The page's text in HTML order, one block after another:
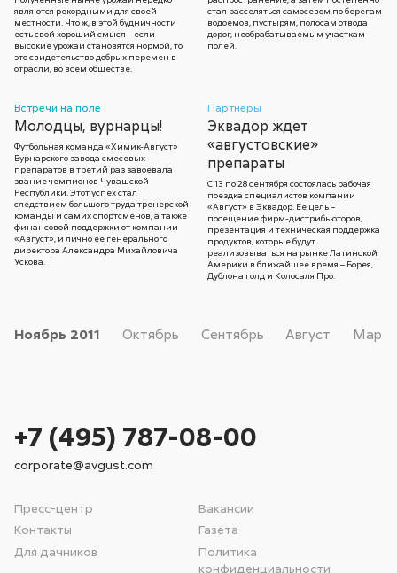
являются рекордными для своей
местности. Что ж, в этой будничности
есть свой хороший смысл – если
высокие урожаи становятся нормой, то
это свидетельство добрых перемен в
отрасли, во всем обществе.
стал расселяться самосевом по берегам
водоемов, пустырям, полосам отвода
дорог, необрабатываемым участкам
полей.
Встречи на поле
Молодцы, вурнарцы!
Футбольная команда «Химик-Август»
Вурнарского завода смесевых
препаратов в третий раз завоевала
звание чемпионов Чувашской
Республики. Этот успех стал
следствием большого труда тренерской
команды и самих спортсменов, а также
финансовой поддержки от компании
«Август», и лично ее генерального
директора Александра Михайловича
Ускова.
Партнеры
Эквадор ждет
«августовские»
препараты
С 13 по 28 сентября состоялась рабочая
поездка специалистов компании
«Август» в Эквадор. Ее цель –
посещение фирм-дистрибьюторов,
презентация и техническая поддержка
продуктов, которые будут
реализовываться на рынке Латинской
Америки в ближайшее время – Борея,
Дублона голд и Колосаля Про.
Ноябрь 2011 Октябрь Сентябрь Август Март
Пресс-центр
Вакансии
Контакты
Газета
Для дачников
Политика
конфиденциальности
+7 (495) 787-08-00
corporate@avgust.com